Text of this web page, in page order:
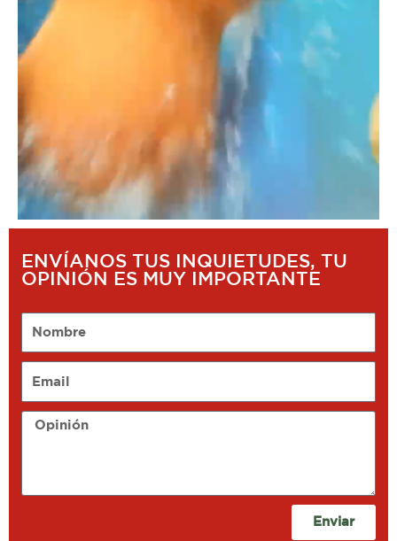
ENVÍANOS TUS INQUIETUDES, TU
OPINIÓN ES MUY IMPORTANTE
Opinión
Enviar